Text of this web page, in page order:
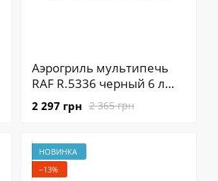
Аэрогриль мультипечь
RAF R.5336 черный 6 л
1350 Вт со смотровым
окном • Аэрофритюрница
управлением для
приготовления без масла
2 365 грн
2 297 грн
НОВИНКА
−13%